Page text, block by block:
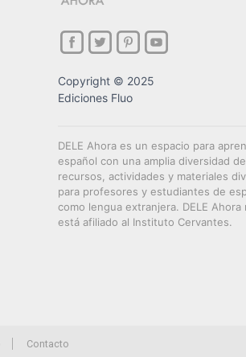
Copyright © 2025
Ediciones Fluo
DELE Ahora es un espacio para
español con una amplia diversidad de
recursos, actividades y materiales
para profesores y estudiantes de
como lengua extranjera. DELE Ahora
está afiliado al Instituto Cervantes.
Contacto